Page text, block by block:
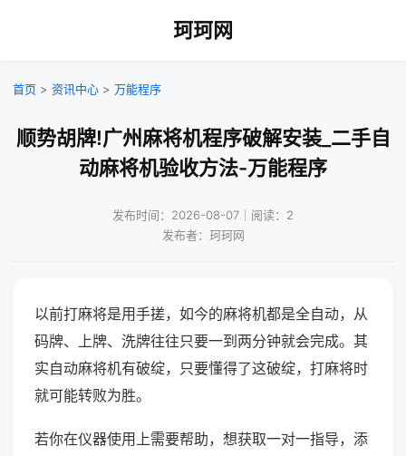
珂珂网
首页 > 资讯中心 > 万能程序
顺势胡牌!广州麻将机程序破解安装_二手自
动麻将机验收方法-万能程序
发布时间：2026-08-07｜阅读：2
发布者：珂珂网
以前打麻将是用手搓，如今的麻将机都是全自动，从
码牌、上牌、洗牌往往只要一到两分钟就会完成。其
实自动麻将机有破绽，只要懂得了这破绽，打麻将时
就可能转败为胜。
若你在仪器使用上需要帮助，想获取一对一指导，添